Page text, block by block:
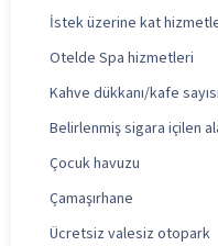
İstek üzerine kat
Otelde Spa hizmetleri
Kahve dükkanı/kafe
Belirlenmiş sigara içilen
Çocuk havuzu
Çamaşırhane
Ücretsiz valesiz otopark